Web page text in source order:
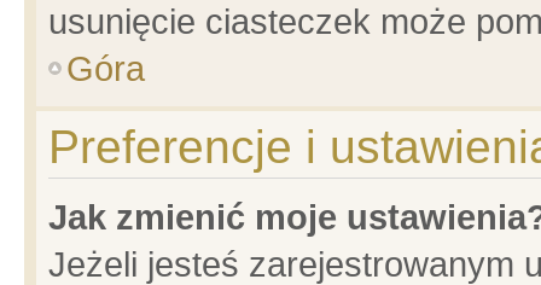
usunięcie ciasteczek może
Góra
Preferencje i
Jak zmienić moje
Jeżeli jesteś zarejestrowanym